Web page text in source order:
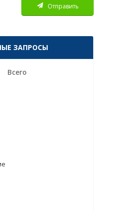
Отправить
ЗАПРОСЫ
Всего